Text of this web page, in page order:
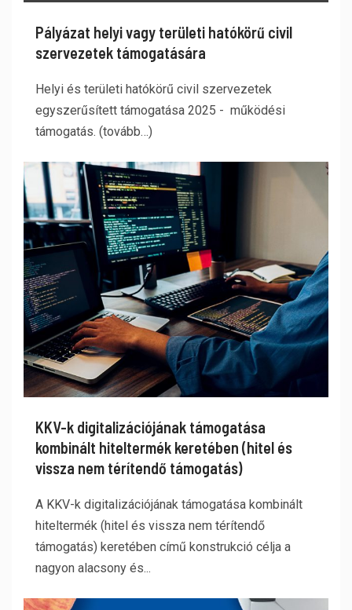
Pályázat helyi vagy területi hatókörű civil
szervezetek támogatására
Helyi és területi hatókörű civil szervezetek
egyszerűsített támogatása 2025 - működési
támogatás. (tovább…)
KKV-k digitalizációjának támogatása
kombinált hiteltermék keretében (hitel és
vissza nem térítendő támogatás)
A KKV-k digitalizációjának támogatása kombinált
hiteltermék (hitel és vissza nem térítendő
támogatás) keretében című konstrukció célja a
nagyon alacsony és...